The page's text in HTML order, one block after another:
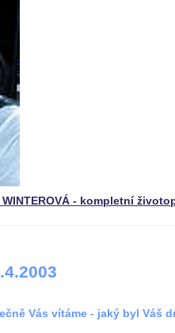
WINTEROVÁ - kompletní
Vás vítáme - jaký byl Váš